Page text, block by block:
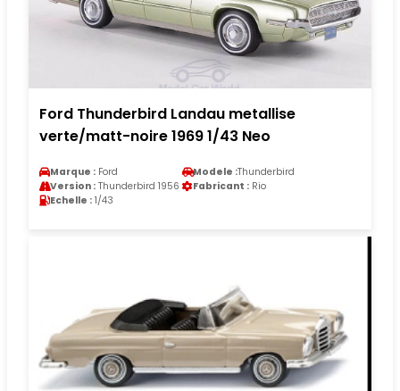
Ford Thunderbird Landau metallise
verte/matt-noire 1969 1/43 Neo
Marque : Ford Modele :Thunderbird
Version : Thunderbird 1956 Fabricant : Rio
Echelle : 1/43